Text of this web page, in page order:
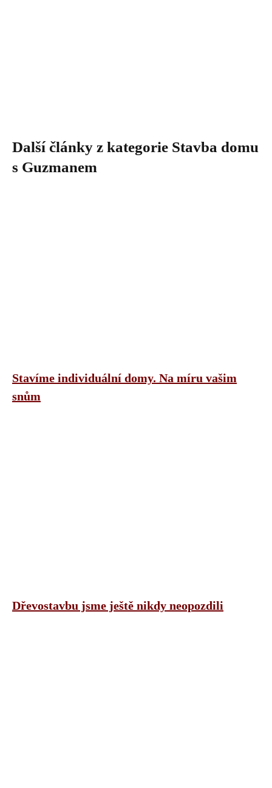
Další články z kategorie Stavba domu
s Guzmanem
Stavíme individuální domy. Na míru vašim
snům
Dřevostavbu jsme ještě nikdy neopozdili